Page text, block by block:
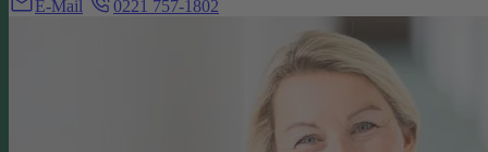
E-Mail
0221 757-1802